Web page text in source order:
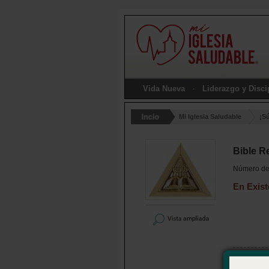
Vida Nueva Liderazgo y
Mi Iglesia Saludable
Bible
Número
En